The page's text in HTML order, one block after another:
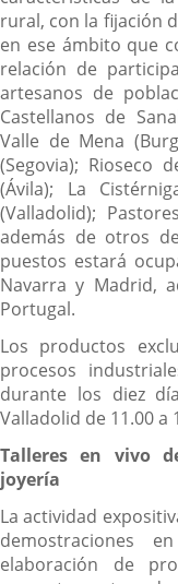
rural, con la fijación
en ese ámbito que
relación de
artesanos de
Castellanos de
Valle de Mena
(Segovia); Rioseco
(Ávila); La
(Valladolid);
además de otros
puestos estará
Navarra y Madrid,
Portugal.
Los productos
procesos
durante los diez
Valladolid de 11.00 a
Talleres en vivo
joyería
La actividad
demostraciones
elaboración de